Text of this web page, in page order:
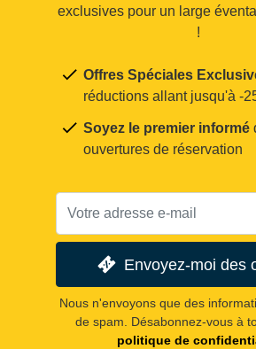
exclusives pour un large
!
Offres Spéciales
réductions allant jusqu'à -
Soyez le premier informé
ouvertures de réservation
Envoyez-moi des
Nous n'envoyons que des
de spam. Désabonnez-vous à
politique de